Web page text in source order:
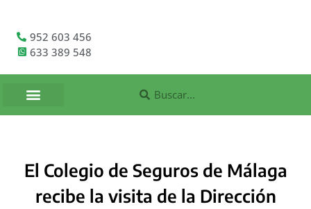
952 603 456
633 389 548
El Colegio de Seguros de Málaga
recibe la visita de la Dirección